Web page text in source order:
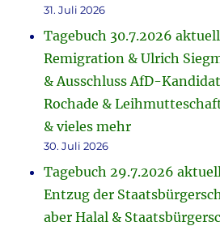
31. Juli 2026
Tagebuch 30.7.2026
Remigration & Ulrich
& Ausschluss AfD-
Rochade &
& vieles mehr
30. Juli 2026
Tagebuch 29.7.2026
Entzug der
aber Halal &